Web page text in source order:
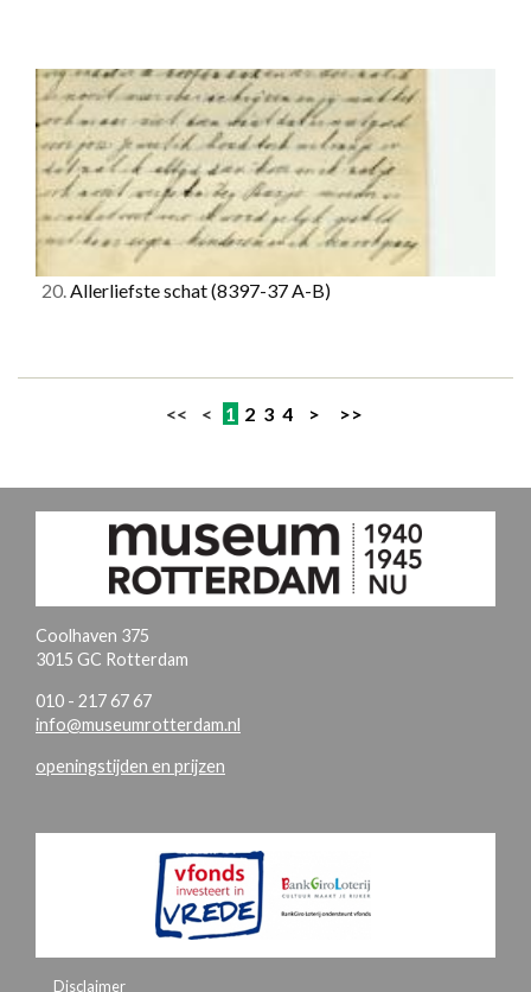
20.Allerliefste schat(8397-37 A-B)
<< < 1 2 3 4 > >>
Coolhaven 375
3015 GC Rotterdam
010 - 217 67 67
info@museumrotterdam.nl
openingstijden en prijzen
Disclaimer